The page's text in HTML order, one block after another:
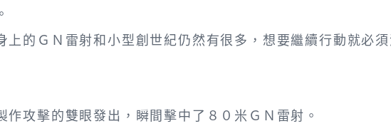
的ＧＮ雷射和小型創世紀仍然有很多，想要繼續行動就必
攻擊的雙眼發出，瞬間擊中了８０米ＧＮ雷射。